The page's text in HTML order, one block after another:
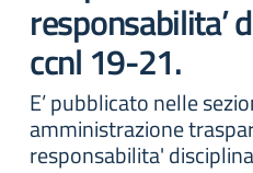
responsabilita’
ccnl 19-21.
E’ pubblicato nelle
amministrazione
responsabilita'